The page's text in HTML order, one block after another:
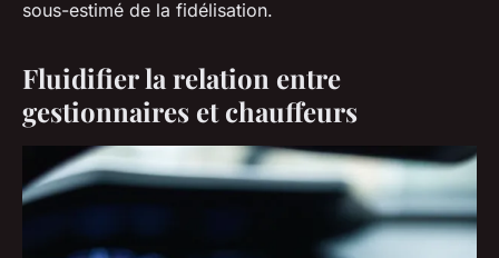
sous-estimé de la fidélisation.
Fluidifier la relation entre
gestionnaires et chauffeurs